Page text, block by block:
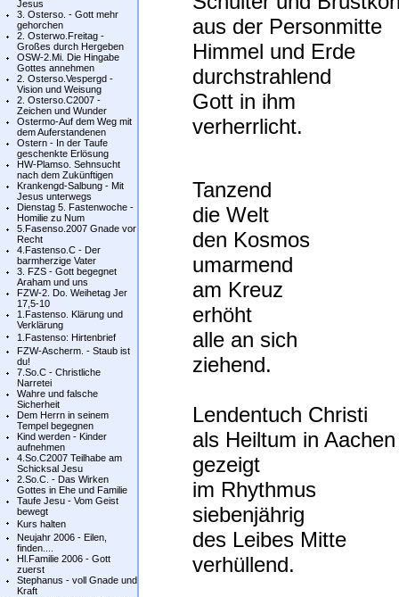
Jesus
3. Osterso. - Gott mehr
gehorchen
2. Osterwo.Freitag -
Großes durch Hergeben
OSW-2.Mi. Die Hingabe
Gottes annehmen
2. Osterso.Vespergd -
Vision und Weisung
2. Osterso.C2007 -
Zeichen und Wunder
Ostermo-Auf dem Weg mit
dem Auferstandenen
Ostern - In der Taufe
geschenkte Erlösung
HW-Plamso. Sehnsucht
nach dem Zukünftigen
Krankengd-Salbung - Mit
Jesus unterwegs
Dienstag 5. Fastenwoche -
Homilie zu Num
5.Fasenso.2007 Gnade vor
Recht
4.Fastenso.C - Der
barmherzige Vater
3. FZS - Gott begegnet
Araham und uns
FZW-2. Do. Weihetag Jer
17,5-10
1.Fastenso. Klärung und
Verklärung
1.Fastenso: Hirtenbrief
FZW-Ascherm. - Staub ist
du!
7.So.C - Christliche
Narretei
Wahre und falsche
Sicherheit
Dem Herrn in seinem
Tempel begegnen
Kind werden - Kinder
aufnehmen
4.So.C2007 Teilhabe am
Schicksal Jesu
2.So.C. - Das Wirken
Gottes in Ehe und Familie
Taufe Jesu - Vom Geist
bewegt
Kurs halten
Neujahr 2006 - Eilen,
finden....
Hl.Familie 2006 - Gott
zuerst
Stephanus - voll Gnade und
Kraft
aus der Personmitte
Himmel und Erde
durchstrahlend
Gott in ihm
verherrlicht.
Tanzend
die Welt
den Kosmos
umarmend
am Kreuz
erhöht
alle an sich
ziehend.
Lendentuch Christi
als Heiltum in Aachen
gezeigt
im Rhythmus
siebenjährig
des Leibes Mitte
verhüllend.